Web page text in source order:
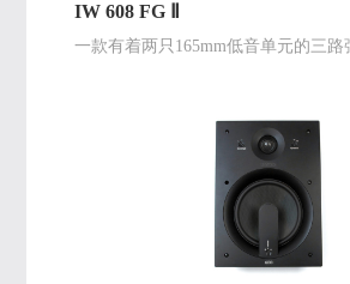
IW 608 FG Ⅱ
一款有着两只165mm低音单元的三路